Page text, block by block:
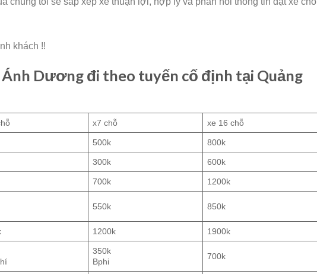
khách !!
Dương đi theo tuyến cố định tại Quảng
x7 chỗ xe 16 chỗ
500k 800k
300k 600k
700k 1200k
550k 850k
1200k 1900k
350k
Bphi
700k